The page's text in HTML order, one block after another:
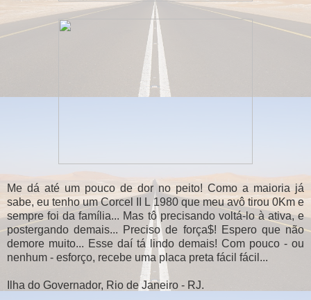
Me dá até um pouco de dor no peito! Como a maioria já
sabe, eu tenho um Corcel II L 1980 que meu avô tirou 0Km e
sempre foi da família... Mas tô precisando voltá-lo à ativa, e
postergando demais... Preciso de força$! Espero que não
demore muito... Esse daí tá lindo demais! Com pouco - ou
nenhum - esforço, recebe uma placa preta fácil fácil...
Ilha do Governador, Rio de Janeiro - RJ.